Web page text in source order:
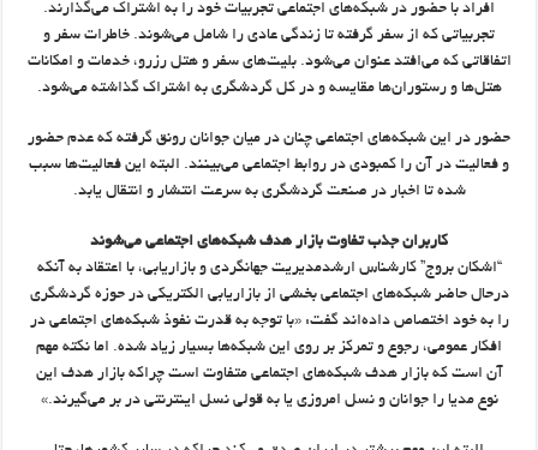
افراد با حضور در شبکه‌های اجتماعی تجربیات خود را به اشتراک می‌گذارند.
تجربیاتی که از سفر گرفته تا زندگی عادی را شامل می‌شوند. خاطرات سفر و
اتفاقاتی که می‌افتد عنوان می‌شود. بلیت‌های سفر و هتل رزرو، خدمات و امکانات
هتل‌ها و رستوران‌ها مقایسه و در کل گردشگری به اشتراک گذاشته می‌شود.
حضور در این شبکه‌های اجتماعی چنان در میان جوانان رونق گرفته که عدم حضور
و فعالیت در آن را کمبودی در روابط اجتماعی می‌بینند. البته این فعالیت‌ها سبب
شده تا اخبار در صنعت گردشگری به سرعت انتشار و انتقال یابد.
کاربران جذب تفاوت بازار هدف شبکه‌های اجتماعی می‌شوند
“اشکان بروج” کارشناس ارشدمدیریت جهانگردی و بازاریابی، با اعتقاد به آنکه
درحال حاضر شبکه‌های اجتماعی بخشی از بازاریابی الکتریکی در حوزه گردشگری
را به خود اختصاص داده‌اند گفت: «با توجه به قدرت نفوذ شبکه‌های اجتماعی در
افکار عمومی، رجوع و تمرکز بر روی این شبکه‌ها بسیار زیاد شده. اما نکته مهم
آن است که بازار هدف شبکه‌های اجتماعی متفاوت است چراکه بازار هدف این
نوع مدیا را جوانان و نسل امروزی یا به قولی نسل اینترنتی در بر می‌گیرند.»